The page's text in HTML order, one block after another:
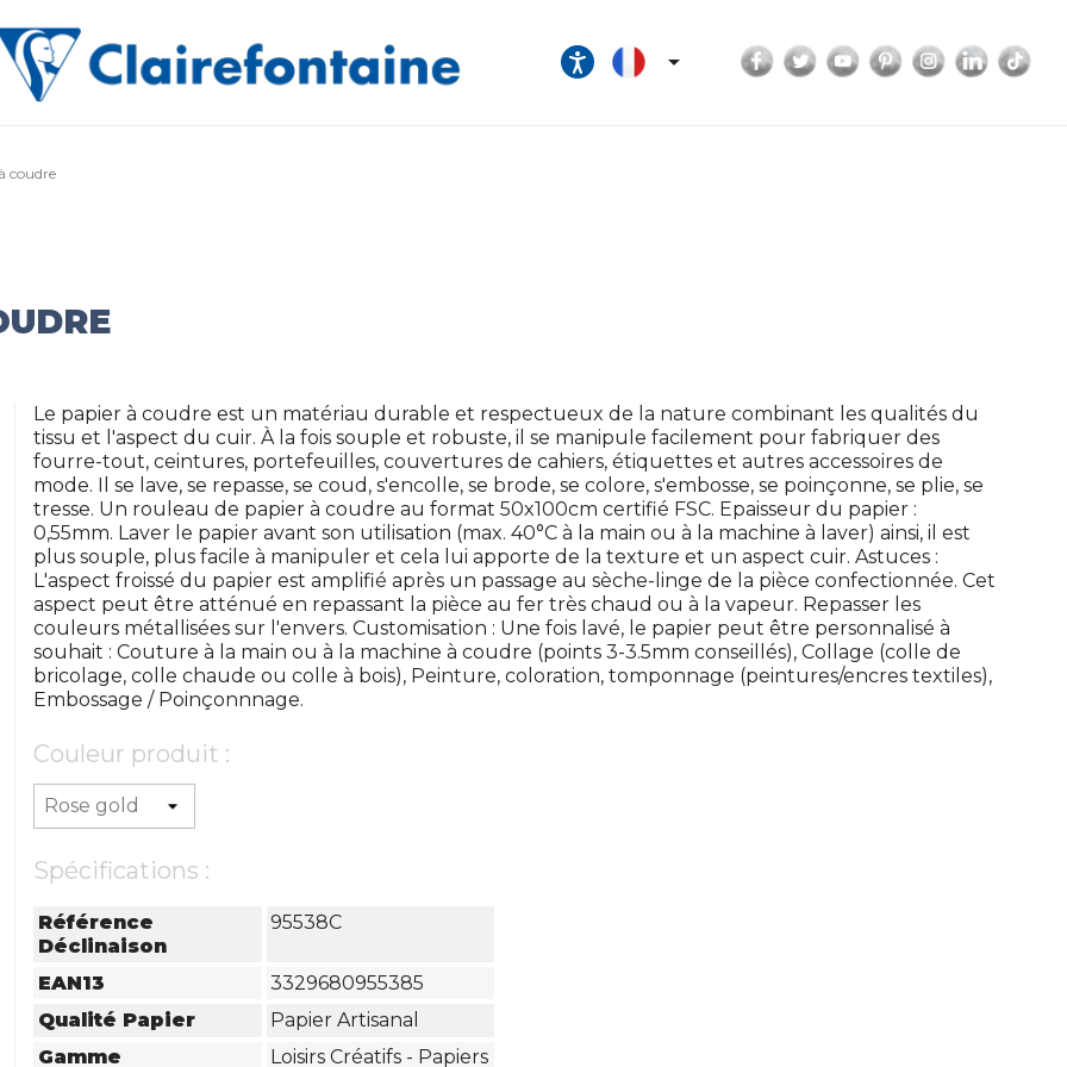
 Facebook
TwitterYouTubePinterestInstagram
coudre
Le papier à coudre est un matériau durable et respectueux de la nature combinant les qualités du
tissu et l'aspect du cuir. À la fois souple et robuste, il se manipule facilement pour fabriquer des
fourre-tout, ceintures, portefeuilles, couvertures de cahiers, étiquettes et autres accessoires de
mode. Il se lave, se repasse, se coud, s'encolle, se brode, se colore, s'embosse, se poinçonne, se plie, se
tresse. Un rouleau de papier à coudre au format 50x100cm certifié FSC. Epaisseur du papier :
0,55mm. Laver le papier avant son utilisation (max. 40°C à la main ou à la machine à laver) ainsi, il est
plus souple, plus facile à manipuler et cela lui apporte de la texture et un aspect cuir. Astuces :
L'aspect froissé du papier est amplifié après un passage au sèche-linge de la pièce confectionnée. Cet
aspect peut être atténué en repassant la pièce au fer très chaud ou à la vapeur. Repasser les
couleurs métallisées sur l'envers. Customisation : Une fois lavé, le papier peut être personnalisé à
souhait : Couture à la main ou à la machine à coudre (points 3-3.5mm conseillés), Collage (colle de
bricolage, colle chaude ou colle à bois), Peinture, coloration, tomponnage (peintures/encres textiles),
Embossage / Poinçonnnage.
Couleur produit :
Spécifications :
Référence
Déclinaison
95538C
EAN13
3329680955385
Qualité Papier
Papier Artisanal
Gamme
Loisirs Créatifs - Papiers